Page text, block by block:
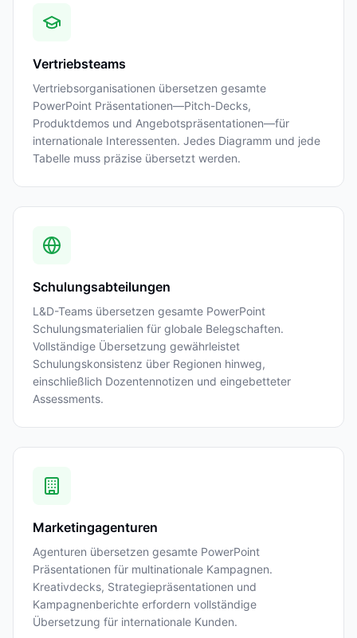
Vertriebsteams
Vertriebsorganisationen übersetzen gesamte
PowerPoint Präsentationen—Pitch-Decks,
Produktdemos und Angebotspräsentationen—für
internationale Interessenten. Jedes Diagramm und jede
Tabelle muss präzise übersetzt werden.
Schulungsabteilungen
L&D-Teams übersetzen gesamte PowerPoint
Schulungsmaterialien für globale Belegschaften.
Vollständige Übersetzung gewährleistet
Schulungskonsistenz über Regionen hinweg,
einschließlich Dozentennotizen und eingebetteter
Assessments.
Marketingagenturen
Agenturen übersetzen gesamte PowerPoint
Präsentationen für multinationale Kampagnen.
Kreativdecks, Strategiepräsentationen und
Kampagnenberichte erfordern vollständige
Übersetzung für internationale Kunden.